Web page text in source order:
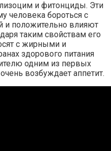
и фитонциды. Эти
человека бороться с
и положительно влияют
таким свойствам его
с жирными и
здорового питания
одним из первых
возбуждает аппетит.